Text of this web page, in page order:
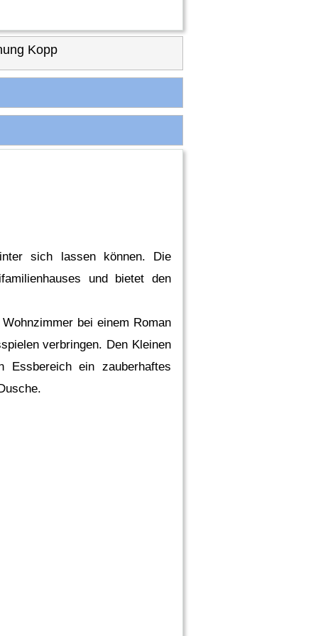
Kopp
sich lassen können. Die
und bietet den
bei einem Roman
verbringen. Den Kleinen
ein zauberhaftes